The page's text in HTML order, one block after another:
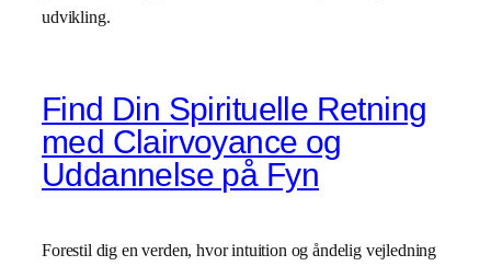
udvikling.
Find Din Spirituelle Retning
med Clairvoyance og
Uddannelse på Fyn
Forestil dig en verden, hvor intuition og åndelig vejledning